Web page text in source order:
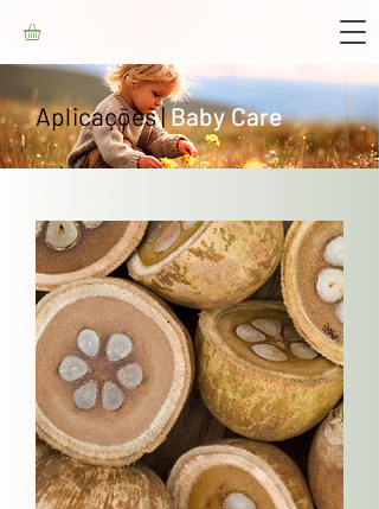
Aplicações |Baby Care